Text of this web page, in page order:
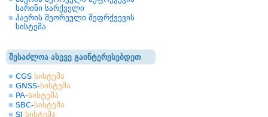
სარინი სარქველი
ჰაერის მეორეული შეფრქვევის
სისტემა
შესაძლოა ასევე გაინტერესებდეთ
CGS სისტემა
GNSS-სისტემა
PA-სისტემა
SBC-სისტემა
SI სისტემა